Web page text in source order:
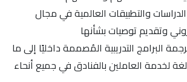
والتطبيقات العالمية في مجال
وتقديم توصيات بشأنها
البرامج التدريبية المُصممة داخليًا إلى ما
يقرب من 17 لغة لخدمة العاملين بالفنادق في جميع أنحاء